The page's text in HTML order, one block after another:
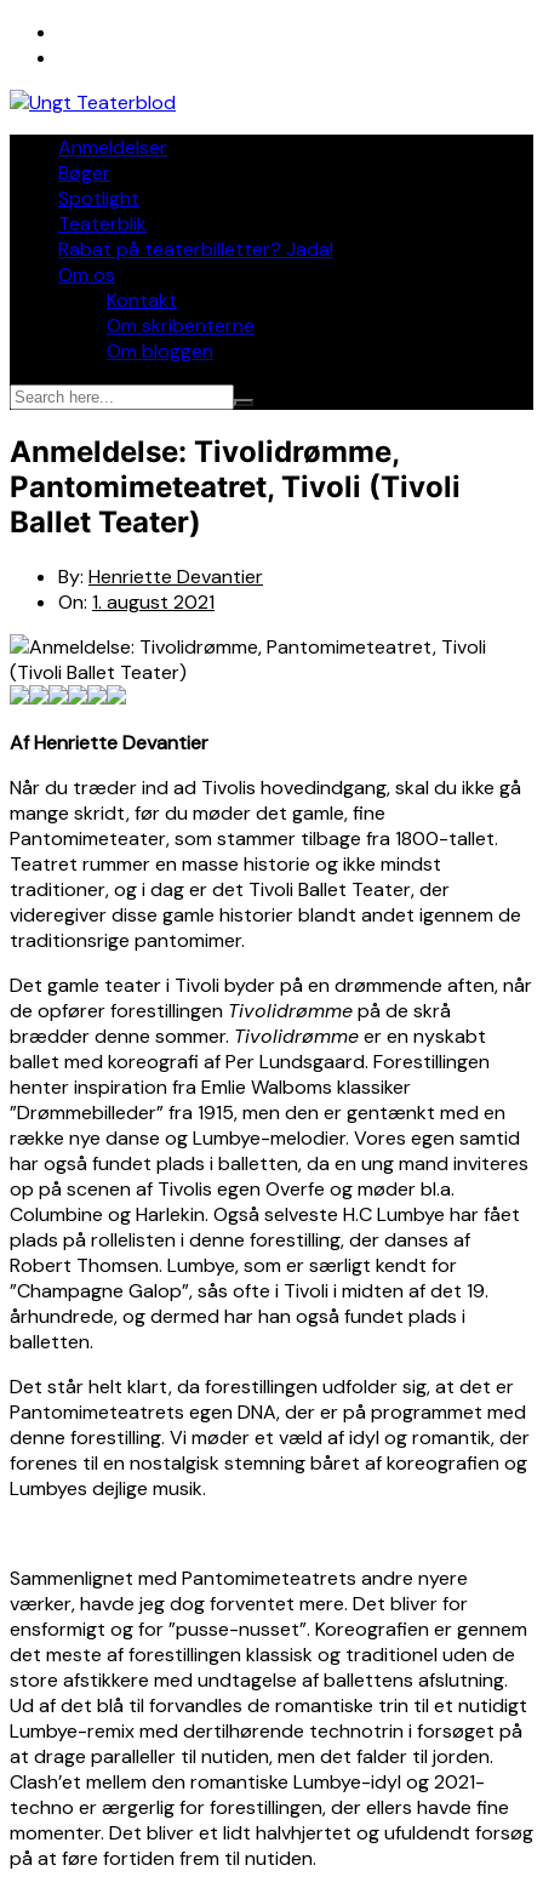
Skip
Anmeldelser
Bøger
Spotlight
Teaterblik
Rabat på teaterbilletter? Jada!
Om os
Kontakt
Om skribenterne
Om bloggen
Anmeldelse: Tivolidrømme,
Pantomimeteatret, Tivoli (Tivoli
Ballet Teater)
By: Henriette Devantier
On: 1. august 2021
Af Henriette Devantier
Når du træder ind ad Tivolis hovedindgang, skal du ikke gå
mange skridt, før du møder det gamle, fine
Pantomimeteater, som stammer tilbage fra 1800-tallet.
Teatret rummer en masse historie og ikke mindst
traditioner, og i dag er det Tivoli Ballet Teater, der
videregiver disse gamle historier blandt andet igennem de
traditionsrige pantomimer.
Det gamle teater i Tivoli byder på en drømmende aften, når
de opfører forestillingen Tivolidrømmepå de skrå
brædder denne sommer. Tivolidrømmeer en nyskabt
ballet med koreografi af Per Lundsgaard. Forestillingen
henter inspiration fra Emlie Walboms klassiker
”Drømmebilleder” fra 1915, men den er gentænkt med en
række nye danse og Lumbye-melodier. Vores egen samtid
har også fundet plads i balletten, da en ung mand inviteres
op på scenen af Tivolis egen Overfe og møder bl.a.
Columbine og Harlekin. Også selveste H.C Lumbye har fået
plads på rollelisten i denne forestilling, der danses af
Robert Thomsen. Lumbye, som er særligt kendt for
”Champagne Galop”, sås ofte i Tivoli i midten af det 19.
århundrede, og dermed har han også fundet plads i
balletten.
Det står helt klart, da forestillingen udfolder sig, at det er
Pantomimeteatrets egen DNA, der er på programmet med
denne forestilling. Vi møder et væld af idyl og romantik, der
forenes til en nostalgisk stemning båret af koreografien og
Lumbyes dejlige musik.
Sammenlignet med Pantomimeteatrets andre nyere
værker, havde jeg dog forventet mere. Det bliver for
ensformigt og for ”pusse-nusset”. Koreografien er gennem
det meste af forestillingen klassisk og traditionel uden de
store afstikkere med undtagelse af ballettens afslutning.
Ud af det blå til forvandles de romantiske trin til et nutidigt
Lumbye-remix med dertilhørende technotrin i forsøget på
at drage paralleller til nutiden, men det falder til jorden.
Clash’et mellem den romantiske Lumbye-idyl og 2021-
techno er ærgerlig for forestillingen, der ellers havde fine
momenter. Det bliver et lidt halvhjertet og ufuldendt forsøg
på at føre fortiden frem til nutiden.